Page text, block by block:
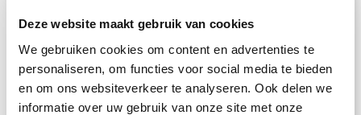
Deze website maakt gebruik van cookies
We gebruiken cookies om content en advertenties te
personaliseren, om functies voor social media te bieden
en om ons websiteverkeer te analyseren. Ook delen we
informatie over uw gebruik van onze site met onze
en logo's blijven op de plant staan, tenzij het
blad waarop ze staan afvalt. Dit is een
normaal verschijnsel bij planten, maar dit kan
wel enige tijd duren.
Het is uiteraard mogelijk om de Smylieplant®